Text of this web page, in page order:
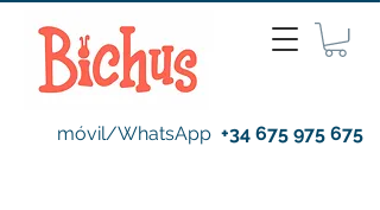
móvil/WhatsApp +34 675 975 675